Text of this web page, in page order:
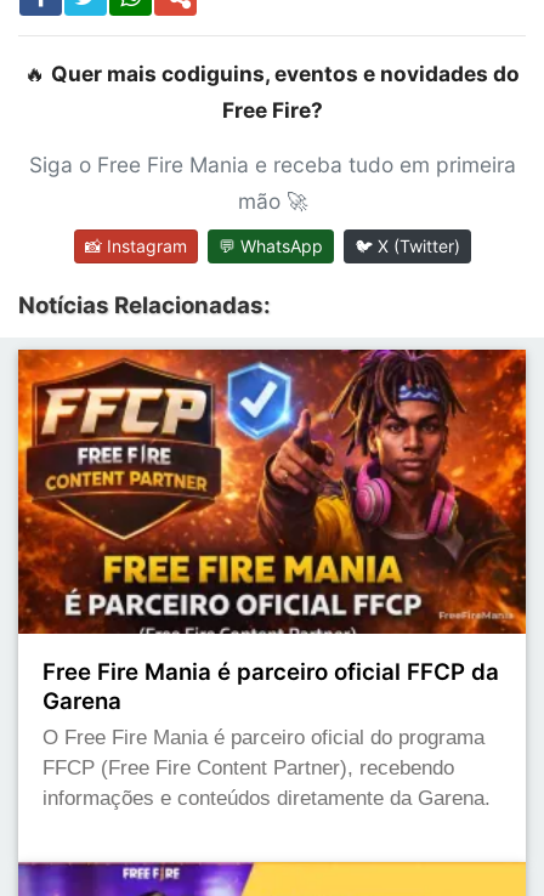
🔥 Quer mais codiguins, eventos e novidades do
Free Fire?
Siga o Free Fire Mania e receba tudo em primeira
mão 🚀
📸 Instagram 💬 WhatsApp 🐦 X (Twitter)
Notícias Relacionadas:
Free Fire Mania é parceiro oficial FFCP da
Garena
O Free Fire Mania é parceiro oficial do programa
FFCP (Free Fire Content Partner), recebendo
informações e conteúdos diretamente da Garena.